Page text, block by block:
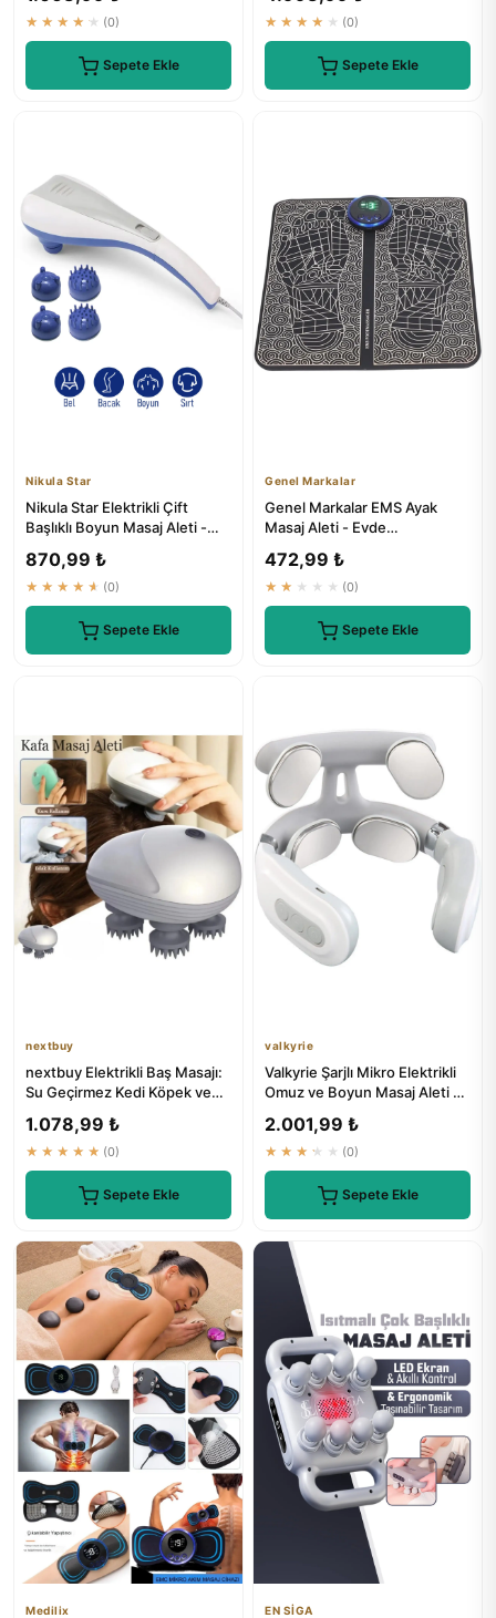
★★★★★ (0)
Sepete Ekle
★★★★★ (0)
Sepete Ekle
Nikula Star
Nikula Star Elektrikli Çift
Başlıklı Boyun Masaj Aleti -
870,99 ₺
★★★★★ (0)
Sepete Ekle
Genel Markalar
Genel Markalar EMS Ayak
Masaj Aleti - Evde
472,99 ₺
★★★★★ (0)
Sepete Ekle
nextbuy
nextbuy Elektrikli Baş Masajı:
Su Geçirmez Kedi Köpek ve
1.078,99 ₺
★★★★★ (0)
Sepete Ekle
valkyrie
Valkyrie Şarjlı Mikro Elektrikli
Omuz ve Boyun Masaj Aleti 4
2.001,99 ₺
★★★★★ (0)
Sepete Ekle
Medilix EN SİGA